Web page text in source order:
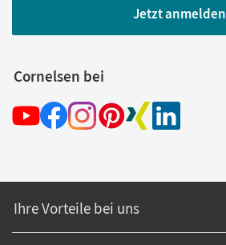
Jetzt anmelden
Cornelsen bei
Ihre Vorteile bei uns